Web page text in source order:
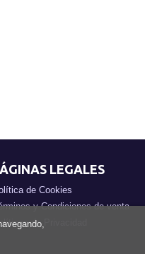
LEGALES
de Cookies
y Condiciones de venta
de Privacidad